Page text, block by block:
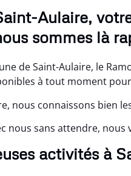
Aulaire,
sommes là
de Saint-Aulaire, le
à tout moment
nous connaissons bien
nous sans attendre,
activités à